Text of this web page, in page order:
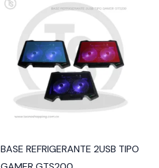
BASE REFRIGERANTE 2USB TIPO